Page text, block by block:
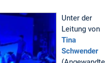
Unter der
Leitung von
Tina
Schwender